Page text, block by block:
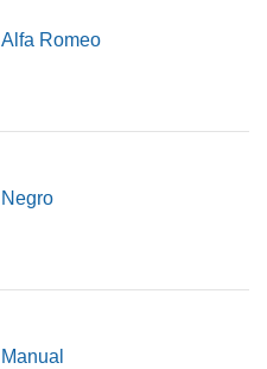
Alfa Romeo
Negro
Manual